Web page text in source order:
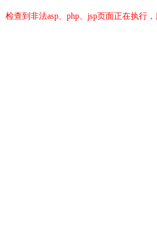
检查到非法asp、php、jsp页面正在执行